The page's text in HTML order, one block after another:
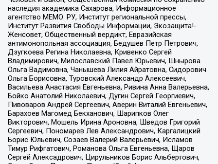
наследия академика Сахарова, Информационное
агентство МЕМО. РУ, Институт региональной прессы,
Институт Развития Свободы Информации, Экозащита!-
Женсовет, Общественный вердикт, Евразийская
антимонопольная ассоциация, Бедушев Петр Петрович,
Дзугкоева Регина Николаевна, Кривенко Сергей
Владимирович, Милославский Павел Юрьевич, Шнырова
Ольга Вадимовна, Чанышева Лилия Айратовна, Сидорович
Ольга Борисовна, Туровский Александр Алексеевич,
Васильева Анастасия Евгеньевна, Ривина Анна Валерьевна,
Бойко Анатолий Николаевич, Дугин Сергей Георгиевич,
Пивоваров Андрей Сергеевич, Аверин Виталий Евгеньевич,
Барахоев Магомед Бекханович, Шарипков Олег
Викторович, Мошель Ирина Ароновна, Шведов Григорий
Сергеевич, Пономарев Лев Александрович, Каргалицкий
Борис Юльевич, Созаев Валерий Валерьевич, Исламов
Тимур Рифгатович, Романова Ольга Евгеньевна, Щаров
Сергей Алексадрович, Цирульников Борис Альбертович,